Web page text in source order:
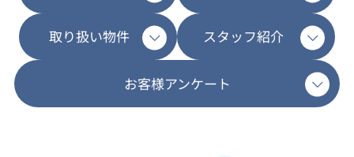
取り扱い物件 スタッフ紹介
お客様アンケート